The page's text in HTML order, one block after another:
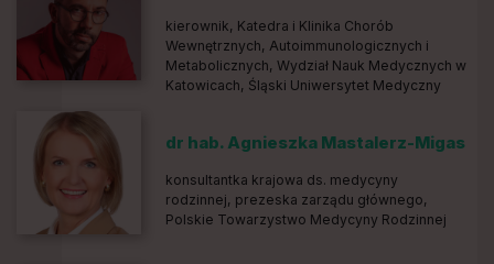
kierownik, Katedra i Klinika Chorób
Wewnętrznych, Autoimmunologicznych i
Metabolicznych, Wydział Nauk Medycznych w
Katowicach, Śląski Uniwersytet Medyczny
dr hab. Agnieszka Mastalerz-Migas
konsultantka krajowa ds. medycyny
rodzinnej, prezeska zarządu głównego,
Polskie Towarzystwo Medycyny Rodzinnej